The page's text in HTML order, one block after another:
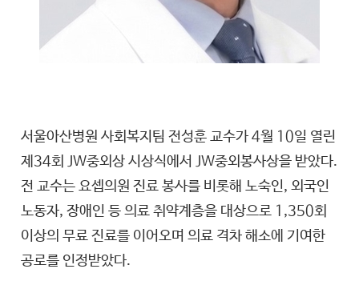
서울아산병원 사회복지팀 전성훈 교수가 4월 10일 열린
제34회 JW중외상 시상식에서 JW중외봉사상을 받았다.
전 교수는 요셉의원 진료 봉사를 비롯해 노숙인, 외국인
노동자, 장애인 등 의료 취약계층을 대상으로 1,350회
이상의 무료 진료를 이어오며 의료 격차 해소에 기여한
공로를 인정받았다.